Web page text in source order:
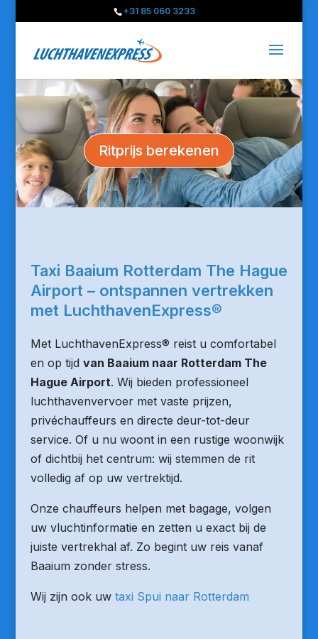
+31 85 060 3233
Ritprijs berekenen
Taxi Baaium Rotterdam The Hague
Airport – ontspannen vertrekken
met LuchthavenExpress®
Met LuchthavenExpress® reist u comfortabel
en op tijd van Baaium naar Rotterdam The
Hague Airport. Wij bieden professioneel
luchthavenvervoer met vaste prijzen,
privéchauffeurs en directe deur-tot-deur
service. Of u nu woont in een rustige woonwijk
of dichtbij het centrum: wij stemmen de rit
volledig af op uw vertrektijd.
Onze chauffeurs helpen met bagage, volgen
uw vluchtinformatie en zetten u exact bij de
juiste vertrekhal af. Zo begint uw reis vanaf
Baaium zonder stress.
Wij zijn ook uw taxi Spui naar Rotterdam